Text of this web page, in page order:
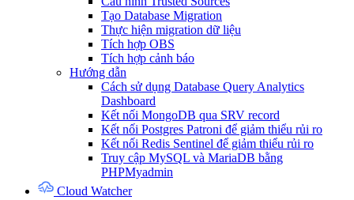
Tạo Database Migration
Thực hiện migration dữ liệu
Tích hợp OBS
Tích hợp cảnh báo
Hướng dẫn
Cách sử dụng Database Query Analytics
Dashboard
Kết nối MongoDB qua SRV record
Kết nối Postgres Patroni để giảm thiểu rủi ro
Kết nối Redis Sentinel để giảm thiểu rủi ro
Truy cập MySQL và MariaDB bằng
PHPMyadmin
Cloud Watcher